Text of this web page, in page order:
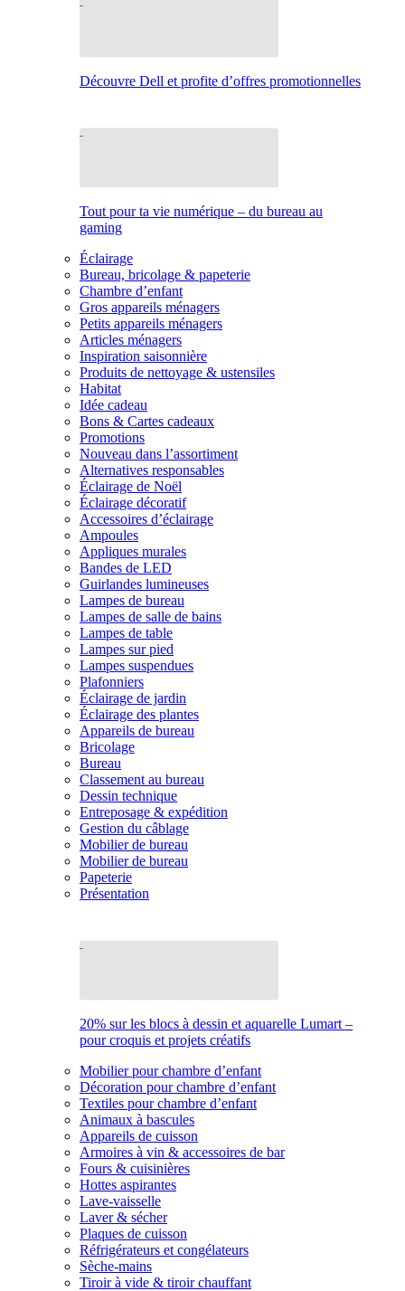
Découvre Dell et profite d’offres promotionnelles
Tout pour ta vie numérique – du bureau au
gaming
Éclairage
Bureau, bricolage & papeterie
Chambre d’enfant
Gros appareils ménagers
Petits appareils ménagers
Articles ménagers
Inspiration saisonnière
Produits de nettoyage & ustensiles
Habitat
Idée cadeau
Bons & Cartes cadeaux
Promotions
Nouveau dans l’assortiment
Alternatives responsables
Éclairage de Noël
Éclairage décoratif
Accessoires d’éclairage
Ampoules
Appliques murales
Bandes de LED
Guirlandes lumineuses
Lampes de bureau
Lampes de salle de bains
Lampes de table
Lampes sur pied
Lampes suspendues
Plafonniers
Éclairage de jardin
Éclairage des plantes
Appareils de bureau
Bricolage
Bureau
Classement au bureau
Dessin technique
Entreposage & expédition
Gestion du câblage
Mobilier de bureau
Mobilier de bureau
Papeterie
Présentation
20% sur les blocs à dessin et aquarelle Lumart –
pour croquis et projets créatifs
Mobilier pour chambre d’enfant
Décoration pour chambre d’enfant
Textiles pour chambre d’enfant
Animaux à bascules
Appareils de cuisson
Armoires à vin & accessoires de bar
Fours & cuisinières
Hottes aspirantes
Lave-vaisselle
Laver & sécher
Plaques de cuisson
Réfrigérateurs et congélateurs
Sèche-mains
Tiroir à vide & tiroir chauffant